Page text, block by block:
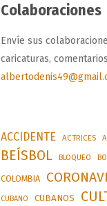
Colaboraciones
Envíe sus
caricaturas,
ACCIDENTE ACTRICES
BEÍSBOL BLOQUEO
COLOMBIA
CUBANO CUBANOS